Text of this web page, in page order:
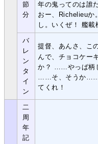
節
分
年の鬼ってのは誰
おー、Richelieuか
し。いくぜ！ 艦載
バ
レ
ン
タ
イ
ン
提督、あんさ、こ
んで、チョコケ
か？ ……やっぱ柄
……そ、そうか……
てくれ！
二
周
年
記